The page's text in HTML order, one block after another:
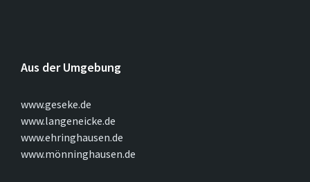
Aus der Umgebung
www.geseke.de
www.langeneicke.de
www.ehringhausen.de
www.mönninghausen.de